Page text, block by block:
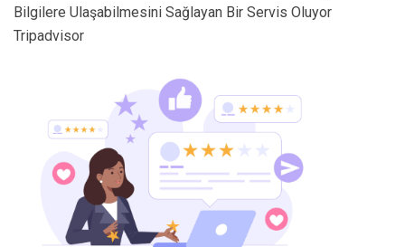
Bilgilere Ulaşabilmesini Sağlayan Bir Servis Oluyor
Tripadvisor